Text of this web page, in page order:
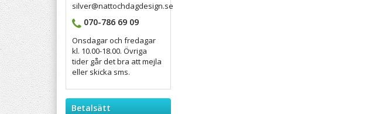
silver@nattochdagdesign.se
070-786 69 09
Onsdagar och fredagar
kl. 10.00-18.00. Övriga
tider går det bra att mejla
eller skicka sms.
Betalsätt